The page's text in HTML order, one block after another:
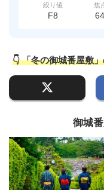
絞り値
F8
焦
👇 「冬の御城番屋敷
御城